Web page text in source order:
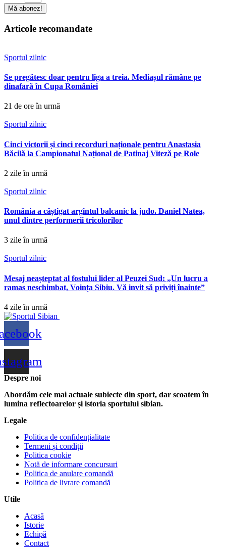
Mă abonez!
Articole recomandate
Sportul zilnic
Se pregătesc doar pentru liga a treia. Mediașul rămâne pe
dinafară în Cupa României
21 de ore în urmă
Sportul zilnic
Cinci victorii și cinci recorduri naționale pentru Anastasia
Băcilă la Campionatul Național de Patinaj Viteză pe Role
2 zile în urmă
Sportul zilnic
România a câștigat argintul balcanic la judo. Daniel Natea,
unul dintre performerii tricolorilor
3 zile în urmă
Sportul zilnic
Mesaj neașteptat al fostului lider al Peuzei Sud: „Un lucru a
ramas neschimbat, Voința Sibiu. Vă invit să priviți înainte”
4 zile în urmă
Despre noi
Abordăm cele mai actuale subiecte din sport, dar scoatem în
lumina reflectoarelor și istoria sportului sibian.
Legale
Politica de confidențialitate
Termeni și condiții
Politica cookie
Notă de informare concursuri
Politica de anulare comandă
Politica de livrare comandă
Utile
Acasă
Istorie
Echipă
Contact